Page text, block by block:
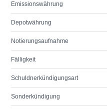
Emissionswährung
Depotwährung
Notierungsaufnahme
Fälligkeit
Schuldnerkündigungsart
Sonderkündigung